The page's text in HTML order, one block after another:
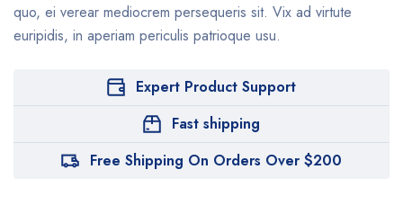
quo, ei verear mediocrem persequeris sit. Vix ad virtute
euripidis, in aperiam periculis patrioque usu.
Expert Product Support
Fast shipping
Free Shipping On Orders Over $200